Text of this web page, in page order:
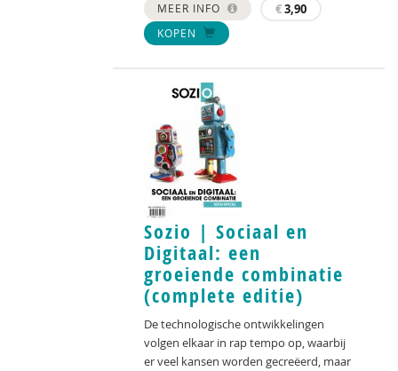
MEER INFO €3,90
KOPEN
Sozio | Sociaal en
Digitaal: een
groeiende combinatie
(complete editie)
De technologische ontwikkelingen
volgen elkaar in rap tempo op, waarbij
er veel kansen worden gecreëerd, maar